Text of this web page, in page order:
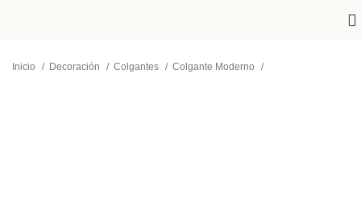
Inicio Decoración Colgantes Colgante Moderno